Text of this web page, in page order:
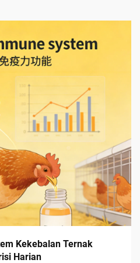
Kekebalan Ternak
Harian